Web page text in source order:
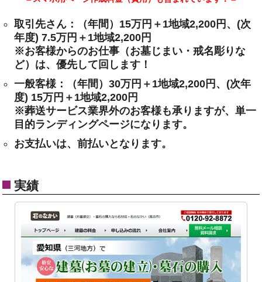
取引先さん：（年間）15万円＋1地域2,200円、(次
年度) 7.5万円＋1地域2,200円
※お客様からのお仕事（お墓じまい・戒名彫りな
ど）は、優先して回します！
一般客様：（年間）30万円＋1地域2,200円、(次年
度) 15万円＋1地域2,200円
※葬送サービス業界外のお客様も承りますが、単一
目的ランディングページになります。
お支払いは、前払いとなります。
実績